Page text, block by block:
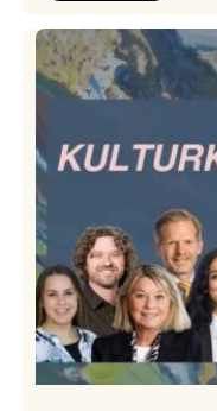
Service
–
turné!